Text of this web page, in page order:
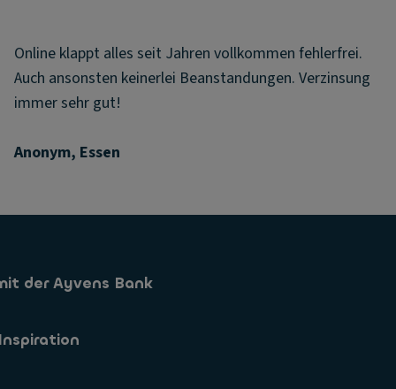
Online klappt alles seit Jahren vollkommen fehlerfrei.
Auch ansonsten keinerlei Beanstandungen. Verzinsung
immer sehr gut!
Anonym, Essen
der Ayvens Bank